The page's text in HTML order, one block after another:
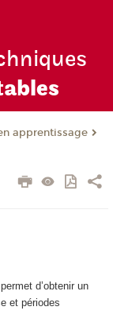
apprentissage
d’obtenir un
et périodes